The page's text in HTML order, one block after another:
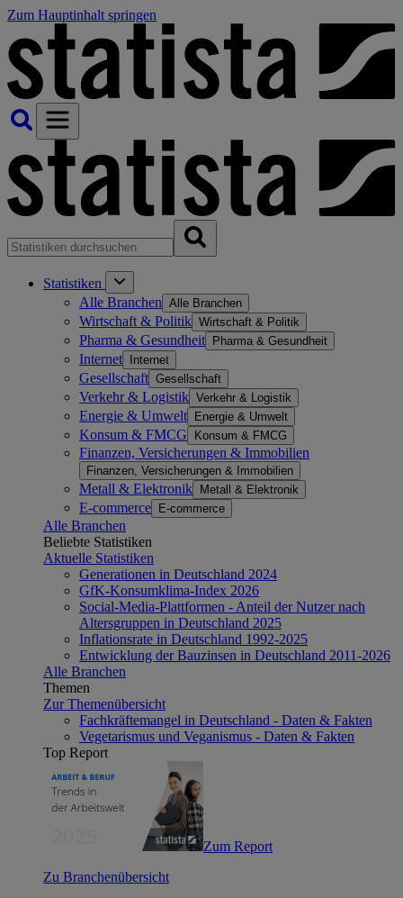
Zum Hauptinhalt springen
Statistiken
Alle Branchen Alle Branchen
Wirtschaft & Politik Wirtschaft & Politik
Pharma & Gesundheit Pharma & Gesundheit
Internet Internet
Gesellschaft Gesellschaft
Verkehr & Logistik Verkehr & Logistik
Energie & Umwelt Energie & Umwelt
Konsum & FMCG Konsum & FMCG
Finanzen, Versicherungen & Immobilien
Finanzen, Versicherungen & Immobilien
Metall & Elektronik Metall & Elektronik
E-commerce E-commerce
Alle Branchen
Beliebte Statistiken
Aktuelle Statistiken
Generationen in Deutschland 2024
GfK-Konsumklima-Index 2026
Social-Media-Plattformen - Anteil der Nutzer nach
Altersgruppen in Deutschland 2025
Inflationsrate in Deutschland 1992-2025
Entwicklung der Bauzinsen in Deutschland 2011-2026
Alle Branchen
Themen
Zur Themenübersicht
Fachkräftemangel in Deutschland - Daten & Fakten
Vegetarismus und Veganismus - Daten & Fakten
Top Report
Zum Report
Zu Branchenübersicht